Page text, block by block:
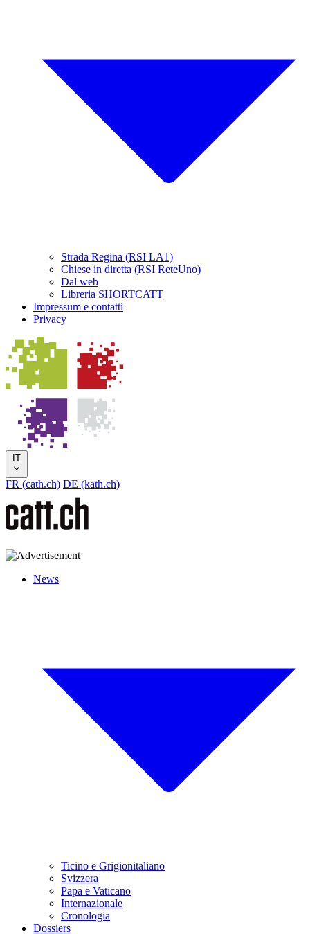
Strada Regina (RSI LA1)
Chiese in diretta (RSI ReteUno)
Dal web
Libreria SHORTCATT
Impressum e contatti
Privacy
IT
FR (cath.ch) DE (kath.ch)
News
Ticino e Grigionitaliano
Svizzera
Papa e Vaticano
Internazionale
Cronologia
Dossiers